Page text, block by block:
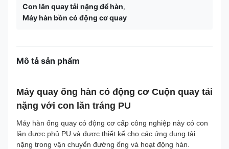
Con lăn quay tải nặng để hàn,
Máy hàn bồn có động cơ quay
Mô tả sản phẩm
Máy quay ống hàn có động cơ Cuộn quay tải
nặng với con lăn tráng PU
Máy hàn ống quay có động cơ cấp công nghiệp này có con
lăn được phủ PU và được thiết kế cho các ứng dụng tải
nặng trong vận chuyển đường ống và hoạt động hàn.